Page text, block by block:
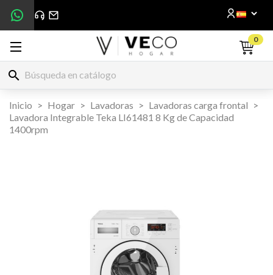
0
search
Inicio Hogar Lavadoras
Lavadoras carga frontal
Lavadora Integrable Teka LI61481 8 Kg de Capacidad
1400rpm